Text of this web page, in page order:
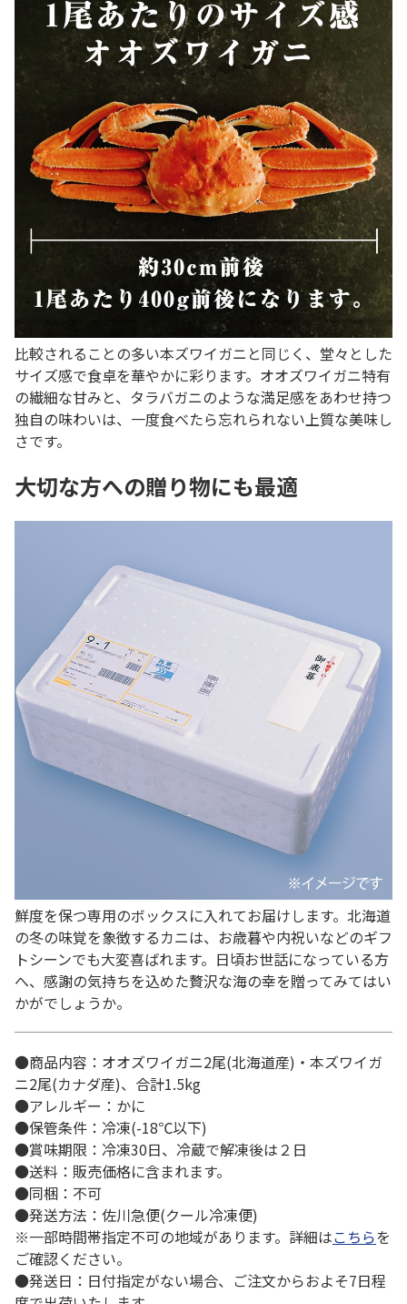
比較されることの多い本ズワイガニと同じく、堂々とした
サイズ感で食卓を華やかに彩ります。オオズワイガニ特有
の繊細な甘みと、タラバガニのような満足感をあわせ持つ
独自の味わいは、一度食べたら忘れられない上質な美味し
さです。
大切な方への贈り物にも最適
鮮度を保つ専用のボックスに入れてお届けします。北海道
の冬の味覚を象徴するカニは、お歳暮や内祝いなどのギフ
トシーンでも大変喜ばれます。日頃お世話になっている方
へ、感謝の気持ちを込めた贅沢な海の幸を贈ってみてはい
かがでしょうか。
●商品内容：オオズワイガニ2尾(北海道産)・本ズワイガ
ニ2尾(カナダ産)、合計1.5kg
●アレルギー：かに
●保管条件：冷凍(-18℃以下)
●賞味期限：冷凍30日、冷蔵で解凍後は２日
●送料：販売価格に含まれます。
●同梱：不可
●発送方法：佐川急便(クール冷凍便)
※一部時間帯指定不可の地域があります。詳細はこちらを
ご確認ください。
●発送日：日付指定がない場合、ご注文からおよそ7日程